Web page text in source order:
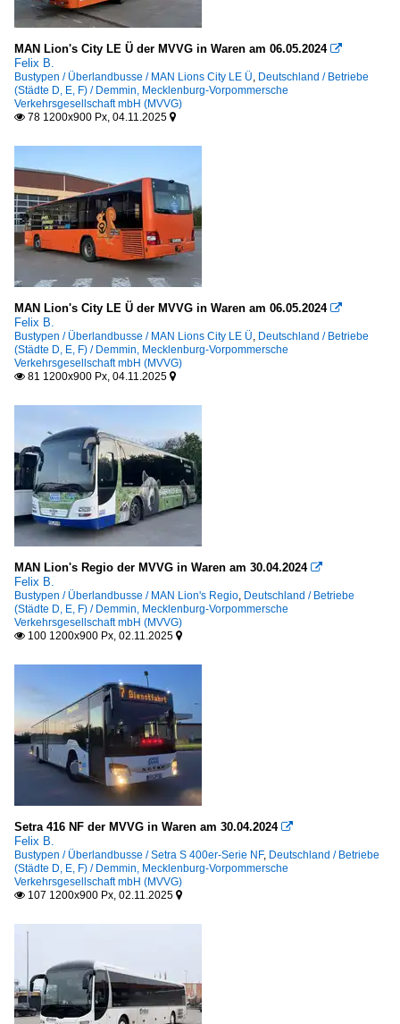
MAN Lion's City LE Ü der MVVG in Waren am 06.05.2024 
Felix B.
Bustypen / Überlandbusse / MAN Lions City LE Ü, Deutschland / Betriebe
(Städte D, E, F) / Demmin, Mecklenburg-Vorpommersche
Verkehrsgesellschaft mbH (MVVG)
 78 1200x900 Px, 04.11.2025 
MAN Lion's City LE Ü der MVVG in Waren am 06.05.2024 
Felix B.
Bustypen / Überlandbusse / MAN Lions City LE Ü, Deutschland / Betriebe
(Städte D, E, F) / Demmin, Mecklenburg-Vorpommersche
Verkehrsgesellschaft mbH (MVVG)
 81 1200x900 Px, 04.11.2025 
MAN Lion's Regio der MVVG in Waren am 30.04.2024 
Felix B.
Bustypen / Überlandbusse / MAN Lion's Regio, Deutschland / Betriebe
(Städte D, E, F) / Demmin, Mecklenburg-Vorpommersche
Verkehrsgesellschaft mbH (MVVG)
 100 1200x900 Px, 02.11.2025 
Setra 416 NF der MVVG in Waren am 30.04.2024 
Felix B.
Bustypen / Überlandbusse / Setra S 400er-Serie NF, Deutschland / Betriebe
(Städte D, E, F) / Demmin, Mecklenburg-Vorpommersche
Verkehrsgesellschaft mbH (MVVG)
 107 1200x900 Px, 02.11.2025 